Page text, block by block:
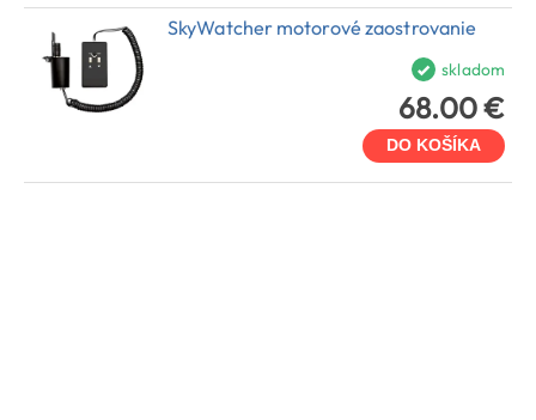
SkyWatcher motorové zaostrovanie
skladom
68.00 €
DO KOŠÍKA